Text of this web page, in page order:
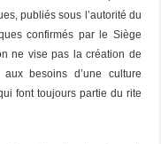
publiés sous l’autorité du
confirmés par le Siège
ne vise pas la création de
besoins d’une culture
font toujours partie du rite